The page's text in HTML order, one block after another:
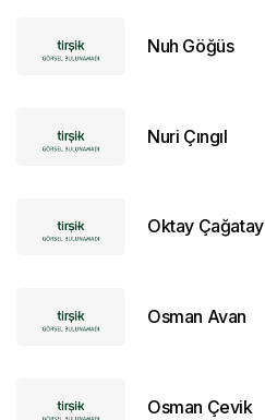
Nuh Göğüs
Nuri Çıngıl
Oktay Çağatay
Osman Avan
Osman Çevik